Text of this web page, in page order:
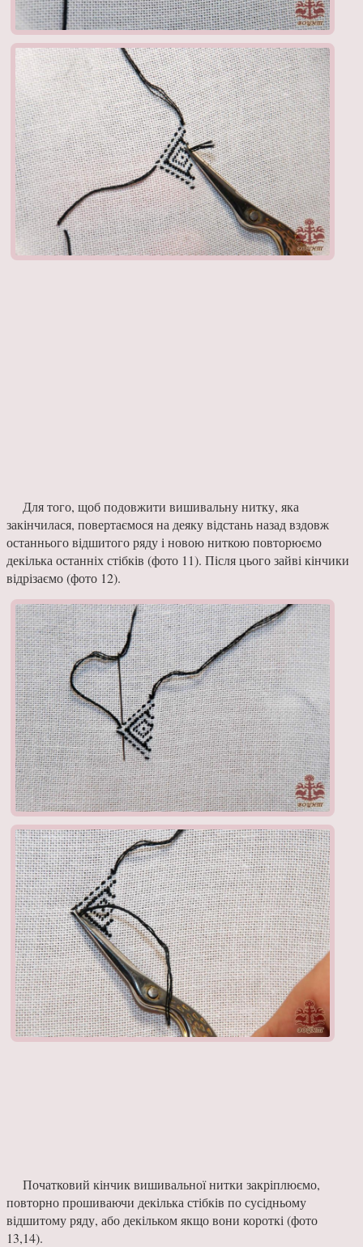
Для того, щоб подовжити вишивальну нитку, яка
закінчилася, повертаємося на деяку відстань назад вздовж
останнього відшитого ряду і новою ниткою повторюємо
декілька останніх стібків (фото 11). Після цього зайві кінчики
відрізаємо (фото 12).
Початковий кінчик вишивальної нитки закріплюємо,
повторно прошиваючи декілька стібків по сусідньому
відшитому ряду, або декільком якщо вони короткі (фото
13,14).